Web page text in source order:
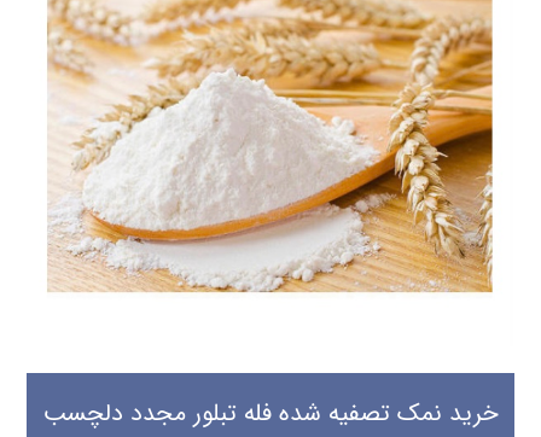
خرید نمک تصفیه شده فله تبلور مجدد دلچسب